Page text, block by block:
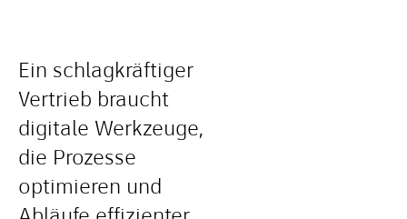
Ein schlagkräftiger
Vertrieb braucht
digitale Werkzeuge,
die Prozesse
optimieren und